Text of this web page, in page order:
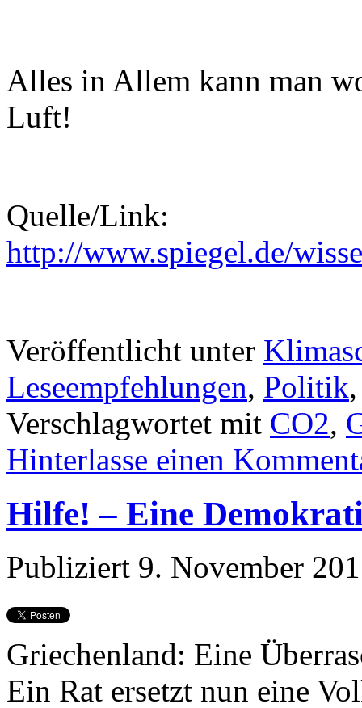
Alles in Allem kann man
Luft!
Quelle/Link:
http://www.spiegel.de/
Veröffentlicht unter
Leseempfehlungen, Politik
Verschlagwortet mit CO2,
Hinterlasse einen
Hilfe! – Eine
Publiziert 9. November
Griechenland: Eine
Ein Rat ersetzt nun eine